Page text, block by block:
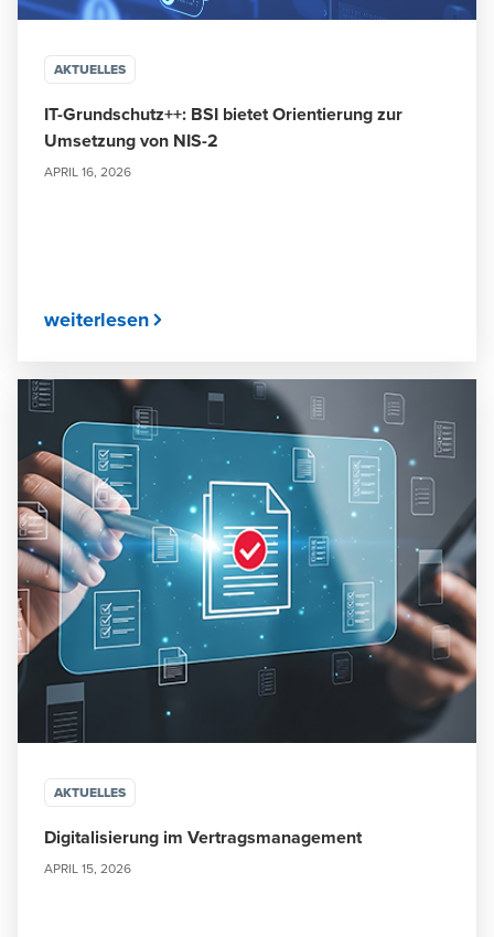
AKTUELLES
IT-Grundschutz++: BSI bietet Orientierung zur
Umsetzung von NIS-2
APRIL 16, 2026
weiterlesen
AKTUELLES
Digitalisierung im Vertragsmanagement
APRIL 15, 2026